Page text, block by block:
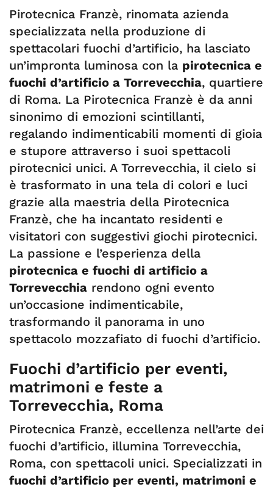
Pirotecnica Franzè, rinomata azienda
specializzata nella produzione di
spettacolari fuochi d’artificio, ha lasciato
un’impronta luminosa con la pirotecnica e
fuochi d’artificio a Torrevecchia, quartiere
di Roma. La Pirotecnica Franzè è da anni
sinonimo di emozioni scintillanti,
regalando indimenticabili momenti di gioia
e stupore attraverso i suoi spettacoli
pirotecnici unici. A Torrevecchia, il cielo si
è trasformato in una tela di colori e luci
grazie alla maestria della Pirotecnica
Franzè, che ha incantato residenti e
visitatori con suggestivi giochi pirotecnici.
La passione e l’esperienza della
pirotecnica e fuochi di artificio a
Torrevecchia rendono ogni evento
un’occasione indimenticabile,
trasformando il panorama in uno
spettacolo mozzafiato di fuochi d’artificio.
Fuochi d’artificio per eventi,
matrimoni e feste a
Torrevecchia, Roma
Pirotecnica Franzè, eccellenza nell’arte dei
fuochi d’artificio, illumina Torrevecchia,
Roma, con spettacoli unici. Specializzati in
fuochi d’artificio per eventi, matrimoni e